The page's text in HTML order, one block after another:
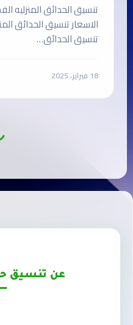
الاسعار تنسيق الحدائق
تنسيق الحدائق…
18 فبراير، 2025
عن تنسيق